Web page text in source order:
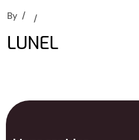
By
LUNEL